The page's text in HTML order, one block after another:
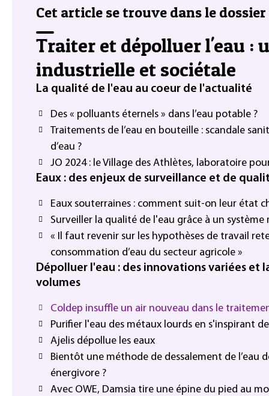
Cet article se trouve dans le dossier
Traiter et dépolluer l'eau :
industrielle et sociétale
La qualité de l'eau au coeur de l'actualité
Des « polluants éternels » dans l’eau potable ?
Traitements de l’eau en bouteille : scandale
d’eau ?
JO 2024 : le Village des Athlètes, laboratoire
Eaux : des enjeux de surveillance et de
Eaux souterraines : comment suit-on leur état
Surveiller la qualité de l'eau grâce à un
« Il faut revenir sur les hypothèses de travail
consommation d’eau du secteur agricole »
Dépolluer l'eau : des innovations variées et
volumes
Coldep insuffle un air nouveau dans le
Purifier l'eau des métaux lourds en s'inspirant
Ajelis dépollue les eaux
Bientôt une méthode de dessalement de l’eau
énergivore ?
Avec OWE, Damsia tire une épine du pied au